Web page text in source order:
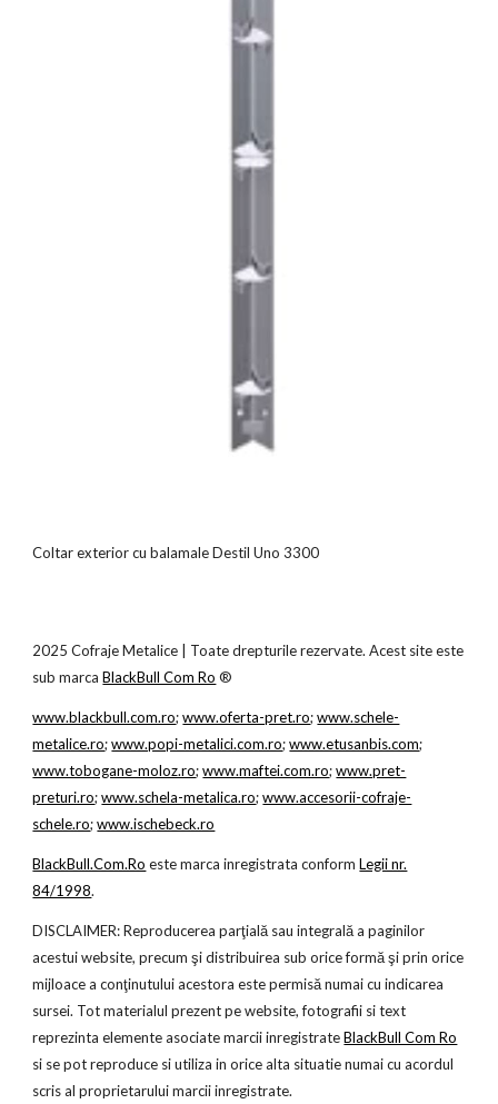
Coltar exterior cu balamale Destil Uno 3300
2025 Cofraje Metalice | Toate drepturile rezervate. Acest site este
sub marcaBlackBull Com Ro ®
www.blackbull.com.ro;www.oferta-pret.ro;www.schele-
metalice.ro;www.popi-metalici.com.ro;www.etusanbis.com;
www.tobogane-moloz.ro;www.maftei.com.ro;www.pret-
preturi.ro;www.schela-metalica.ro;www.accesorii-cofraje-
schele.ro;www.ischebeck.ro
BlackBull.Com.Ro este marca inregistrata conformLegii nr.
84/1998.
DISCLAIMER: Reproducerea parţială sau integrală a paginilor
acestui website, precum şi distribuirea sub orice formă şi prin orice
mijloace a conţinutului acestora este permisă numai cu indicarea
sursei. Tot materialul prezent pe website, fotografii si text
reprezinta elemente asociate marcii inregistrateBlackBull Com Ro
si se pot reproduce si utiliza in orice alta situatie numai cu acordul
scris al proprietarului marcii inregistrate.